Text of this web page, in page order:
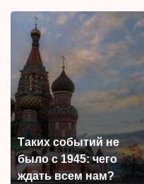
Таких событий не
было с 1945: чего
ждать всем нам?